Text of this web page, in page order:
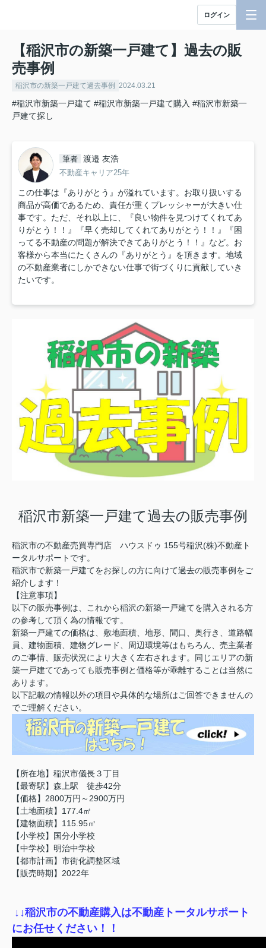
ログイン
【稲沢市の新築一戸建て】過去の販
売事例
稲沢市の新築一戸建て過去事例 2024.03.21
#稲沢市新築一戸建て #稲沢市新築一戸建て購入 #稲沢市新築一
戸建て探し
筆者 渡邉 友浩
不動産キャリア25年
この仕事は『ありがとう』が溢れています。お取り扱いする
商品が高価であるため、責任が重くプレッシャーが大きい仕
事です。ただ、それ以上に、『良い物件を見つけてくれてあ
りがとう！！』『早く売却してくれてありがとう！！』『困
ってる不動産の問題が解決できてありがとう！！』など。お
客様から本当にたくさんの『ありがとう』を頂きます。地域
の不動産業者にしかできない仕事で街づくりに貢献していき
たいです。
稲沢市新築一戸建て過去の販売事例
稲沢市の不動産売買専門店 ハウスドゥ 155号稲沢(株)不動産ト
ータルサポートです。
稲沢市で新築一戸建てをお探しの方に向けて過去の販売事例をご
紹介します！
【注意事項】
以下の販売事例は、これから稲沢の新築一戸建てを購入される方
の参考して頂く為の情報です。
新築一戸建ての価格は、敷地面積、地形、間口、奥行き、道路幅
員、建物面積、建物グレード、周辺環境等はもちろん、売主業者
のご事情、販売状況により大きく左右されます。同じエリアの新
築一戸建てであっても販売事例と価格等が乖離することは当然に
あります。
以下記載の情報以外の項目や具体的な場所はご回答できませんの
でご理解ください。
【所在地】稲沢市儀長３丁目
【最寄駅】森上駅 徒歩42分
【価格】2800万円～2900万円
【土地面積】177.4㎡
【建物面積】115.95㎡
【小学校】国分小学校
【中学校】明治中学校
【都市計画】市街化調整区域
【販売時期】2022年
↓ ↓稲沢市の不動産購入は不動産トータルサポート
にお任せください！！